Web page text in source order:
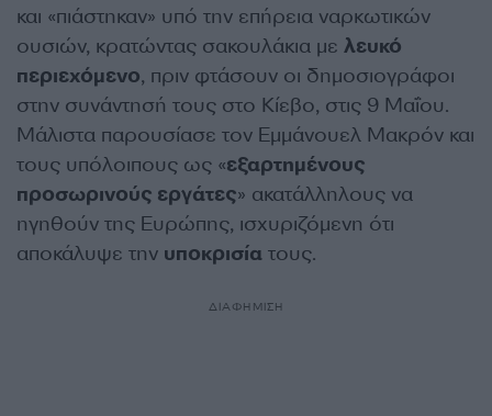
και «πιάστηκαν» υπό την επήρεια ναρκωτικών
ουσιών, κρατώντας σακουλάκια με λευκό
περιεχόμενο, πριν φτάσουν οι δημοσιογράφοι
στην συνάντησή τους στο Κίεβο, στις 9 Μαΐου.
Μάλιστα παρουσίασε τον Εμμάνουελ Μακρόν και
τους υπόλοιπους ως «εξαρτημένους
προσωρινούς εργάτες» ακατάλληλους να
ηγηθούν της Ευρώπης, ισχυριζόμενη ότι
αποκάλυψε την υποκρισία τους.
ΔΙΑΦΗΜΙΣΗ